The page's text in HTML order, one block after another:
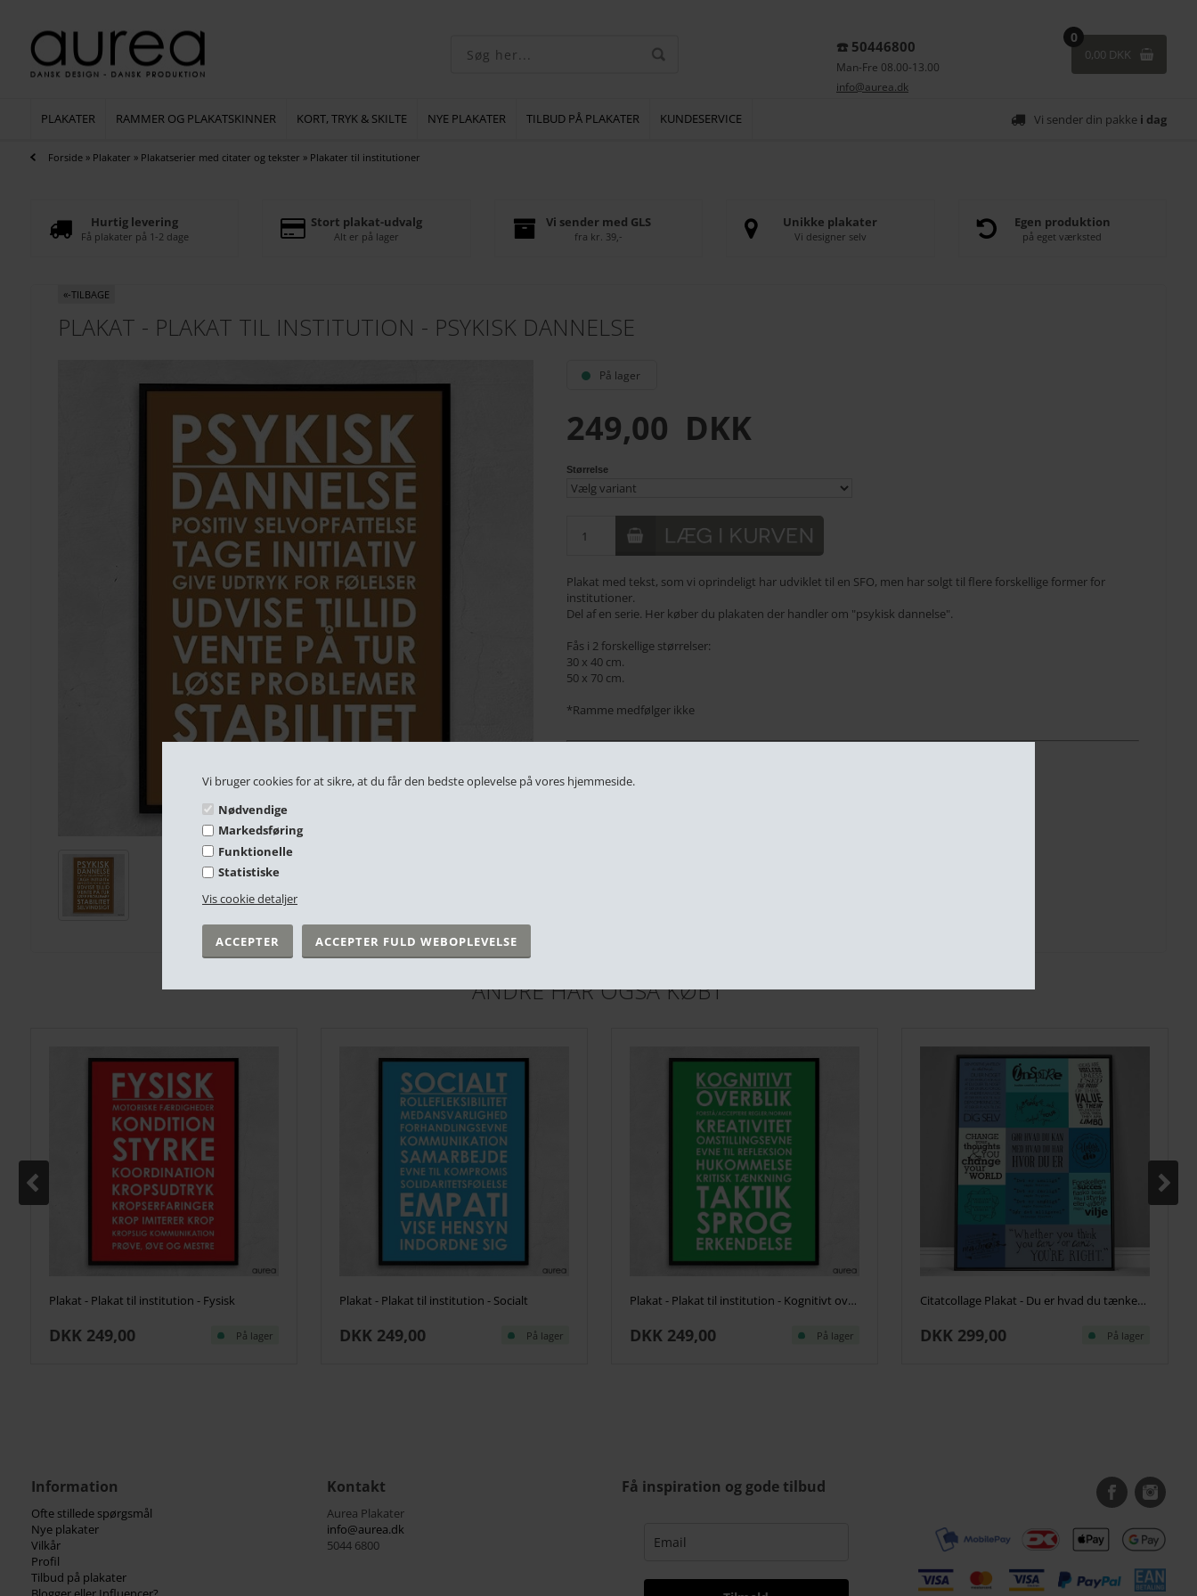
Vi bruger cookies for at sikre, at du får den bedste oplevelse på vores hjemmeside.
Nødvendige
Markedsføring
Funktionelle
Statistiske
Vis cookie detaljer
0
0,00 DKK
☎️ 50446800
Man-Fre 08.00-13.00
info@aurea.dk
Vi sender din pakke i dag
PLAKATER RAMMER OG PLAKATSKINNER KORT, TRYK & SKILTE NYE PLAKATER TILBUD PÅ PLAKATER KUNDESERVICE
Forside» Plakater » Plakatserier med citater og tekster » Plakater til institutioner
Hurtig levering
Få plakater på 1-2 dage
Stort plakat-udvalg
Alt er på lager
Vi sender med GLS
fra kr. 39,-
Unikke plakater
Vi designer selv
Egen produktion
på eget værksted
«-TILBAGE
PLAKAT - PLAKAT TIL INSTITUTION - PSYKISK DANNELSE
På lager
249,00 DKK
Størrelse
Plakat med tekst, som vi oprindeligt har udviklet til en SFO, men har solgt til flere forskellige former for
institutioner.
Del af en serie. Her køber du plakaten der handler om "psykisk dannelse".
Fås i 2 forskellige størrelser:
30 x 40 cm.
50 x 70 cm.
*Ramme medfølger ikke
ANDRE HAR OGSÅ KØBT
Plakat - Plakat til institution - Fysisk
DKK 249,00 På lager
Plakat - Plakat til institution - Socialt
DKK 249,00 På lager
Plakat - Plakat til institution - Kognitivt overblik
DKK 249,00 På lager
Citatcollage Plakat - Du er hvad du tænker, colors
DKK 299,00 På lager
Information
Ofte stillede spørgsmål
Nye plakater
Vilkår
Profil
Tilbud på plakater
Kontakt
Aurea Plakater
info@aurea.dk
5044 6800
Få inspiration og gode tilbud